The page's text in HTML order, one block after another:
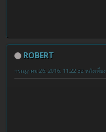
ROBERT
กรกฎาคม 26, 2016, 11:22:32 หลังเที่ยง